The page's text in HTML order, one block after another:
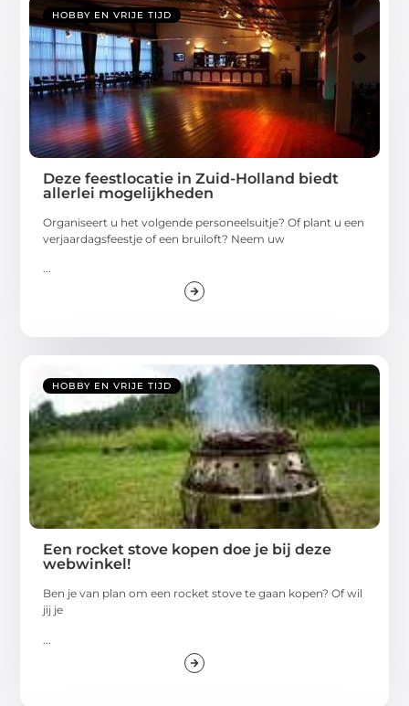
HOBBY EN VRIJE TIJD
Deze feestlocatie in Zuid-Holland biedt
allerlei mogelijkheden
Organiseert u het volgende personeelsuitje? Of plant u een
verjaardagsfeestje of een bruiloft? Neem uw
...
HOBBY EN VRIJE TIJD
Een rocket stove kopen doe je bij deze
webwinkel!
Ben je van plan om een rocket stove te gaan kopen? Of wil
jij je